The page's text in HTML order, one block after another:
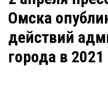
ЗАКОН
НОВОСТИ КОМПАНИЙ
ПРОИСШЕСТВИЯ
Омска
действий
города в 2021